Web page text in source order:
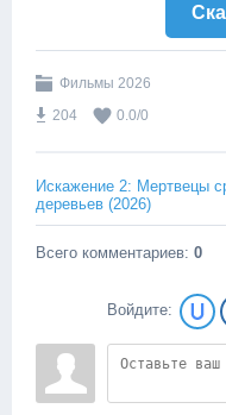
Фильмы 2026
204
0.0/0
Искажение 2: Мертвецы
деревьев (2026)
Всего комментариев: 0
Войдите: